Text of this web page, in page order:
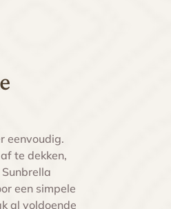
eenvoudig.
te dekken,
een simpele
al voldoende